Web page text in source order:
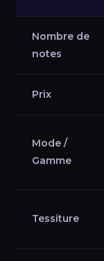
Nombre de
notes
Prix
Mode /
Gamme
Tessiture